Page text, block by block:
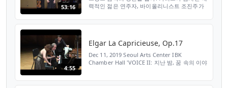
53:16
력적인 젊은 연주자, 바이올리니스트 조진주가
체성이 잘 드러나는 곡들로 구성한 이번...
4:55
Elgar La Capricieuse, Op.17
Dec 11, 2019 Seoul Arts Center IBK
Chamber Hall 'VOICE II: 지난 밤, 꿈 속의 이야